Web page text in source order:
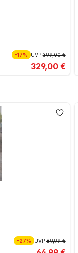
-17% UVP399,00 €
329,00 €
-27% UVP89,99 €